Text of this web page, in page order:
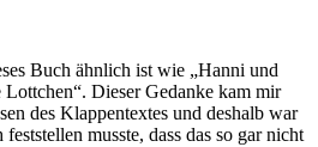
Buch ähnlich ist wie „Hanni und
Dieser Gedanke kam mir
des Klappentextes und deshalb war
musste, dass das so gar nicht